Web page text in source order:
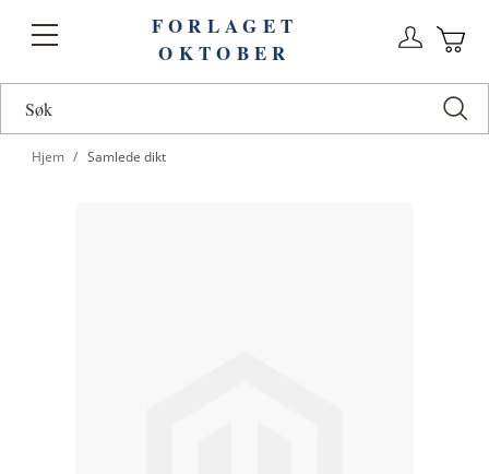
Toggle
FORLAGET
OKTOBER
Hjem Samlede dikt